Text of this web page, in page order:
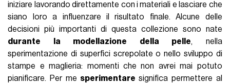
iniziare lavorando direttamente con i materiali e lasciare che
siano loro a influenzare il risultato finale. Alcune delle
decisioni più importanti di questa collezione sono nate
durante la modellazione della pelle, nella
sperimentazione di superfici screpolate o nello sviluppo di
stampe e maglieria: momenti che non avrei mai potuto
pianificare. Per me sperimentare significa permettere al